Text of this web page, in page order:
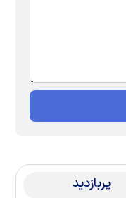
پربازدید